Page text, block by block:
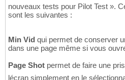
nouveaux tests pour Pilot Test ».
sont les suivantes :
Min Vid qui permet de conserver
dans une page même si vous
Page Shot permet de faire une
lécran simplement en le